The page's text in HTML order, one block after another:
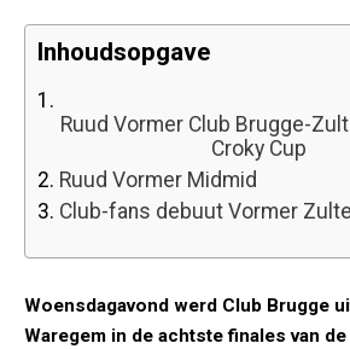
Inhoudsopgave
1.
Ruud Vormer Club Brugge-
Croky Cup
2. Ruud Vormer Midmid
3. Club-fans debuut Vormer
Woensdagavond werd Club Brugge
Waregem in de achtste finales van